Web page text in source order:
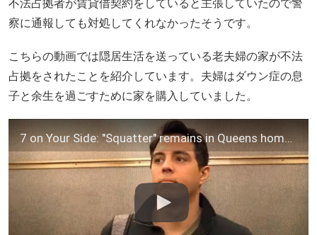
不法占拠者が賃貸借契約をしていると主張していたので警
察に通報しても対処してくれなかったそうです。
こちらの動画では隠居生活を送っている老夫婦の家が不法
占拠をされたことを紹介しています。夫婦はダウン症の息
子と余生を過ごすために家を購入していました。
7 on Your Side: "Squatter" remains in Queens home despite probe